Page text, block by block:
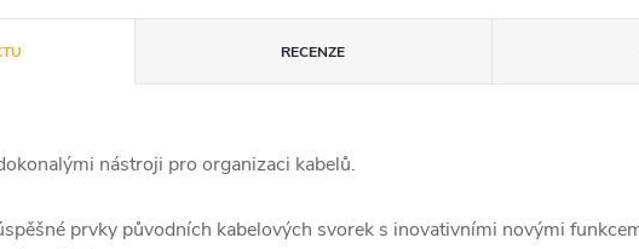
RECENZE
nástroji pro organizaci kabelů.
prvky původních kabelových svorek s inovativními novými